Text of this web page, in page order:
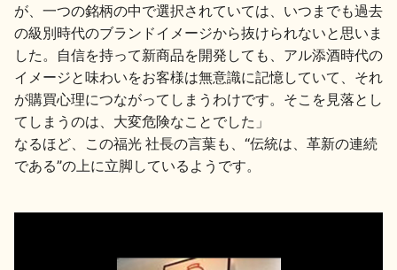
が、一つの銘柄の中で選択されていては、いつまでも過去
の級別時代のブランドイメージから抜けられないと思いま
した。自信を持って新商品を開発しても、アル添酒時代の
イメージと味わいをお客様は無意識に記憶していて、それ
が購買心理につながってしまうわけです。そこを見落とし
てしまうのは、大変危険なことでした」
なるほど、この福光 社長の言葉も、“伝統は、革新の連続
である”の上に立脚しているようです。